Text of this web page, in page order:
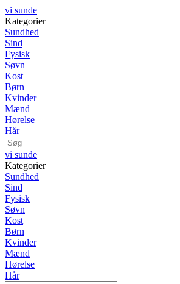
vi sunde
Kategorier
Sundhed
Sind
Fysisk
Søvn
Kost
Børn
Kvinder
Mænd
Hørelse
Hår
vi sunde
Kategorier
Sundhed
Sind
Fysisk
Søvn
Kost
Børn
Kvinder
Mænd
Hørelse
Hår